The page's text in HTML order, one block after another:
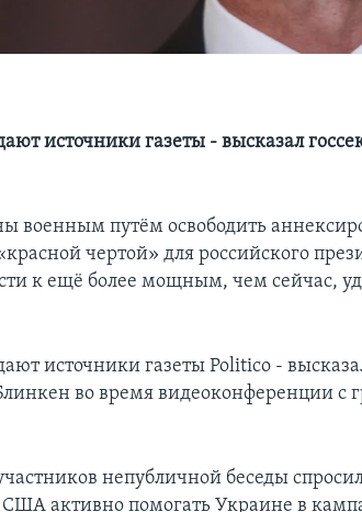
источники газеты - высказал
военным путём освободить
чертой» для российского
к ещё более мощным, чем сейчас,
источники газеты Politico -
во время видеоконференции с
непубличной беседы
активно помогать Украине в